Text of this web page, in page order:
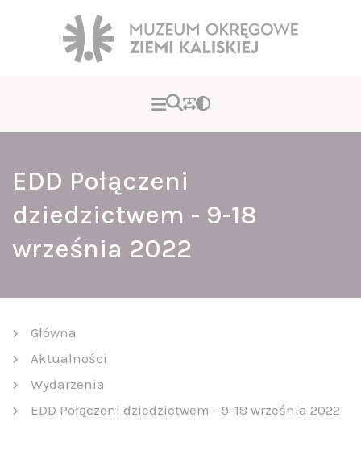
EDD Połączeni
dziedzictwem - 9-18
września 2022
Główna
Aktualności
Wydarzenia
EDD Połączeni dziedzictwem - 9-18 września 2022